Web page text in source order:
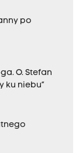
po
O. Stefan
ku niebu”